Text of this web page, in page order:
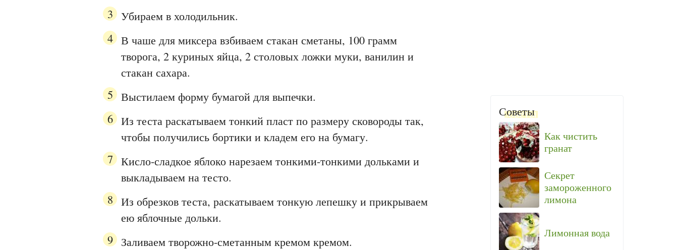
Убираем в холодильник.
В чаше для миксера взбиваем стакан сметаны, 100 грамм
творога, 2 куриных яйца, 2 столовых ложки муки, ванилин и
стакан сахара.
Выстилаем форму бумагой для выпечки.
Из теста раскатываем тонкий пласт по размеру сковороды так,
чтобы получились бортики и кладем его на бумагу.
Кисло-сладкое яблоко нарезаем тонкими-тонкими дольками и
выкладываем на тесто.
Из обрезков теста, раскатываем тонкую лепешку и прикрываем
ею яблочные дольки.
Заливаем творожно-сметанным кремом кремом.
Советы
Как чистить
гранат
Секрет
замороженного
лимона
Лимонная вода